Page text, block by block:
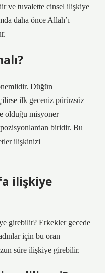
ve tuvalette cinsel ilişkiye
daha önce Allah’ı
Düğün
ilk geceniz pürüzsüz
olduğu misyoner
biridir. Bu
ilişkinizi
ilişkiye
girebilir? Erkekler gecede
için bu oran
süre ilişkiye girebilir.